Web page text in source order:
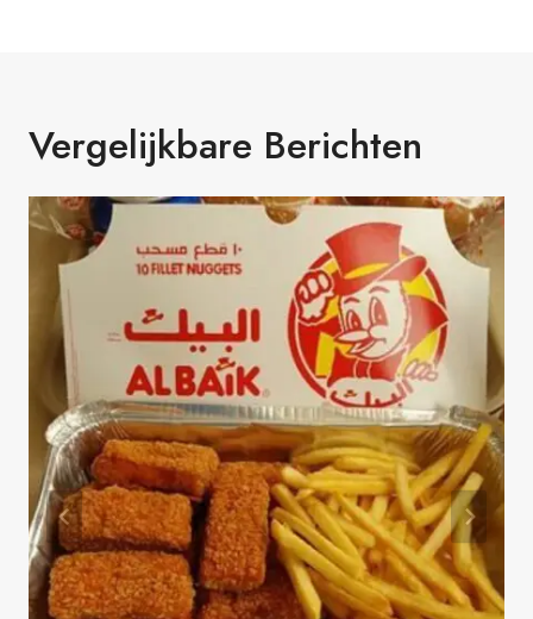
Vergelijkbare Berichten